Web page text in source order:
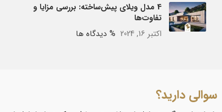
4 مدل ویلای پیش‌ساخته: بررسی مزایا و
تفاوت‌ها
اکتبر 16, 2024
% دیدگاه ها
سوالی دارید؟